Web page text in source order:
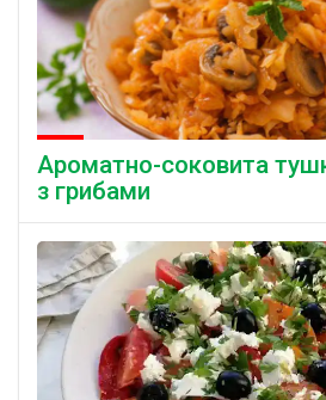
Ароматно-соковита
з грибами